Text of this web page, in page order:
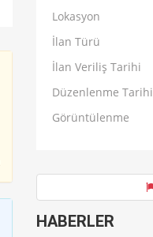
Lokasyon
İlan Türü
İlan Veriliş Tarihi
Düzenlenme Tarihi
Görüntülenme
HABERLER